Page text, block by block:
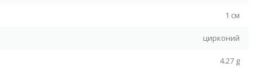
1 см
цирконий
4.27 g